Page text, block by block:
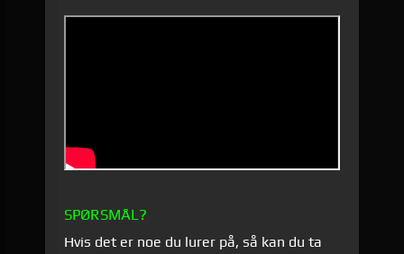
SPØRSMÅL?
Hvis det er noe du lurer på, så kan du ta